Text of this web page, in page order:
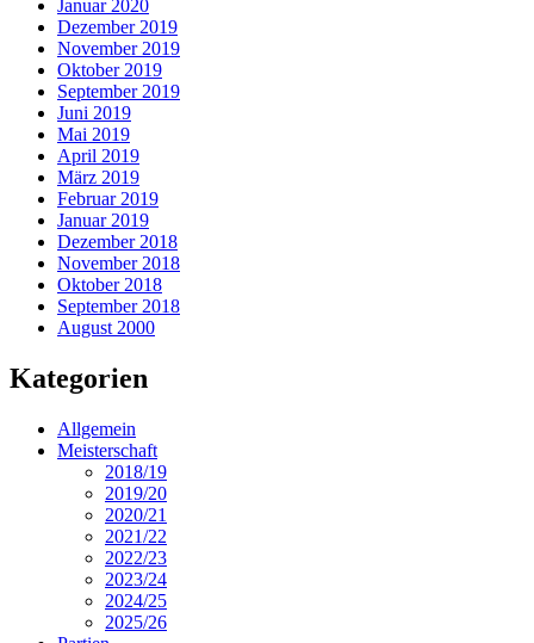
Januar 2020
Dezember 2019
November 2019
Oktober 2019
September 2019
Juni 2019
Mai 2019
April 2019
März 2019
Februar 2019
Januar 2019
Dezember 2018
November 2018
Oktober 2018
September 2018
August 2000
Kategorien
Allgemein
Meisterschaft
2018/19
2019/20
2020/21
2021/22
2022/23
2023/24
2024/25
2025/26